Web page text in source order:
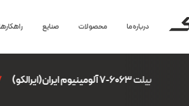
درباره ما محصولات صنایع
6,306,507